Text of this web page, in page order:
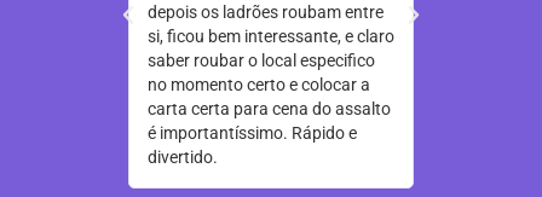
depois os ladrões roubam entre
si, ficou bem interessante, e claro
saber roubar o local especifico
no momento certo e colocar a
carta certa para cena do assalto
é importantíssimo. Rápido e
divertido.